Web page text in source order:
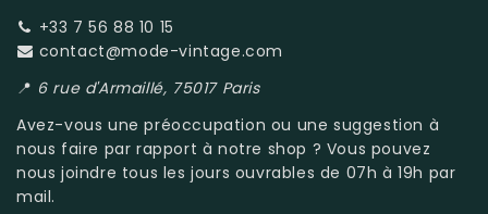
+33 7 56 88 10 15
contact@mode-vintage.com
📍 6 rue d'Armaillé, 75017 Paris
Avez-vous une préoccupation ou une suggestion à
nous faire par rapport ànotre shop ? Vous pouvez
nous joindre tous les jours ouvrables de 07h à 19h par
mail.